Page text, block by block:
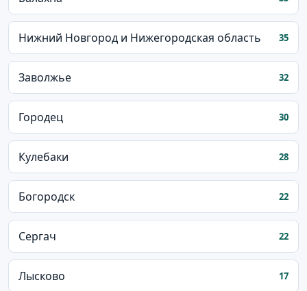
Нижний Новгород и Нижегородская область 35
Заволжье 32
Городец 30
Кулебаки 28
Богородск 22
Сергач 22
Лысково 17